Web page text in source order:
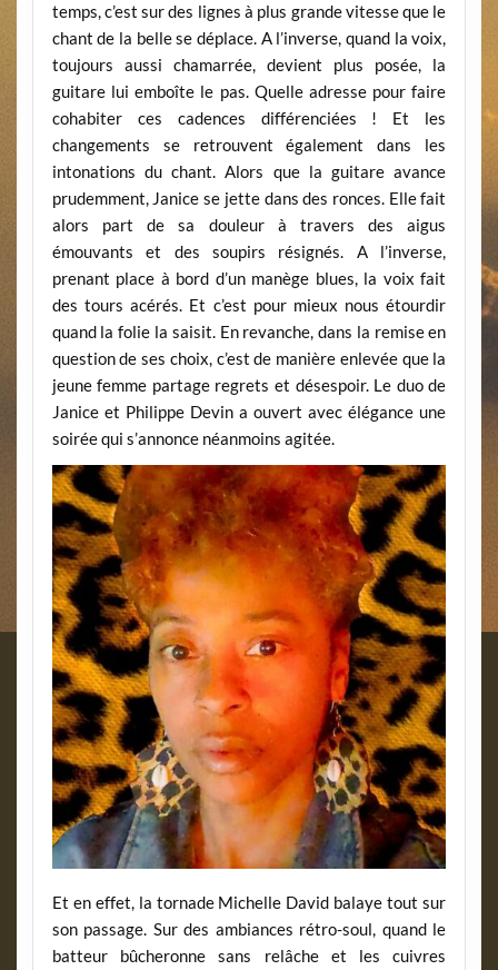
temps, c’est sur des lignes à plus grande vitesse que le
chant de la belle se déplace. A l’inverse, quand la voix,
toujours aussi chamarrée, devient plus posée, la
guitare lui emboîte le pas. Quelle adresse pour faire
cohabiter ces cadences différenciées ! Et les
changements se retrouvent également dans les
intonations du chant. Alors que la guitare avance
prudemment, Janice se jette dans des ronces. Elle fait
alors part de sa douleur à travers des aigus
émouvants et des soupirs résignés. A l’inverse,
prenant place à bord d’un manège blues, la voix fait
des tours acérés. Et c’est pour mieux nous étourdir
quand la folie la saisit. En revanche, dans la remise en
question de ses choix, c’est de manière enlevée que la
jeune femme partage regrets et désespoir. Le duo de
Janice et Philippe Devin a ouvert avec élégance une
soirée qui s’annonce néanmoins agitée.
Et en effet, la tornade Michelle David balaye tout sur
son passage. Sur des ambiances rétro-soul, quand le
batteur bûcheronne sans relâche et les cuivres